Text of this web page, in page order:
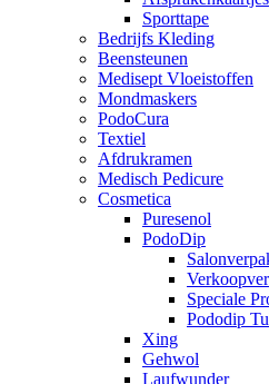
Sporttape
Bedrijfs Kleding
Beensteunen
Medisept Vloeistoffen
Mondmaskers
PodoCura
Textiel
Afdrukramen
Medisch Pedicure
Cosmetica
Puresenol
PodoDip
Speciale
Pododip
Xing
Gehwol
Laufwunder